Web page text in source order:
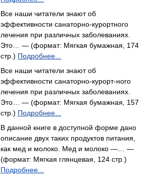
Все наши читатели знают об
эффективности санаторно-курортного
лечения при различных заболеваниях.
Это… — (формат: Мягкая бумажная, 174
стр.) Подробнее...
Все наши читатели знают об
эффективности санаторно-курорт-ного
лечения при различных заболеваниях.
Это… — (формат: Мягкая бумажная, 157
стр.) Подробнее...
В данной книге в доступной форме дано
описание двух таких продуктов питания,
как мед и молоко. Мед и молоко —… —
(формат: Мягкая глянцевая, 124 стр.)
Подробнее...